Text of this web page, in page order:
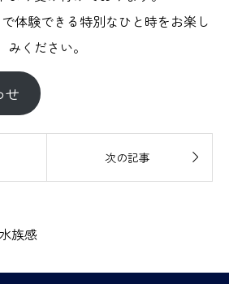
体験できる特別なひと時をお楽し
みください。
せ
次の記事 
族感